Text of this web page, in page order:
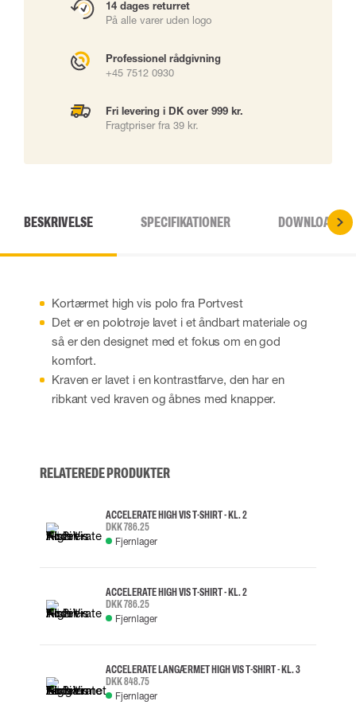
14 dages returret
På alle varer uden logo
Professionel rådgivning
+45 7512 0930
Fri levering i DK over 999 kr.
Fragtpriser fra 39 kr.
BESKRIVELSE SPECIFIKATIONER DOWNLOADS
Kortærmet high vis polo fra Portvest
Det er en polotrøje lavet i et åndbart materiale og
så er den designet med et fokus om en god
komfort.
Kraven er lavet i en kontrastfarve, den har en
ribkant ved kraven og åbnes med knapper.
RELATEREDE PRODUKTER
ACCELERATE HIGH VIS T-SHIRT - KL. 2
DKK 786.25
Fjernlager
ACCELERATE HIGH VIS T-SHIRT - KL. 2
DKK 786.25
Fjernlager
ACCELERATE LANGÆRMET HIGH VIS T-SHIRT - KL. 3
DKK 848.75
Fjernlager